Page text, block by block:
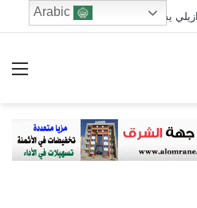
في 24 ساعة.. كروزيرو البرازيلي يستعير 3 لاعبين من الدوري السعودي في صفقة غير مسبوقة Arabic